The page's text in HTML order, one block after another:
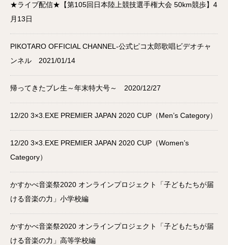
★ライブ配信★【第105回日本陸上競技選手権大会 50km競歩】4
月13日
PIKOTARO OFFICIAL CHANNEL-公式ピコ太郎歌唱ビデオチャ
ンネル 2021/01/14
帰ってきたブレ生～年末特大号～ 2020/12/27
12/20 3×3.EXE PREMIER JAPAN 2020 CUP（Men’s Category）
12/20 3×3.EXE PREMIER JAPAN 2020 CUP（Women’s
Category）
かすかべ音楽祭2020 オンラインプロジェクト「子どもたちが届
ける音楽の力」小学校編
かすかべ音楽祭2020 オンラインプロジェクト「子どもたちが届
ける音楽の力」高等学校編